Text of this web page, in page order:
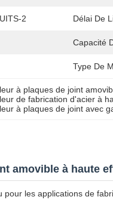
2 Délai De
Capacité
Type De
à plaques de joint
de fabrication d'acier à
à plaques de joint avec
amovible à haute
les applications de